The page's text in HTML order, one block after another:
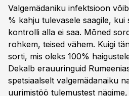
Valgemädaniku infektsioon
% kahju tulevasele saagile, kui
kontrolli alla ei saa. Mõned
rohkem, teised vähem. Kuigi
sorti, mis oleks 100%
Dekalb erauuringuid
spetsiaalselt valgemädanaiku
uurimistöö tulemustest